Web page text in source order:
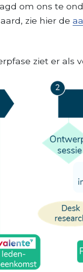
om ons te
zie hier de
ziet er als